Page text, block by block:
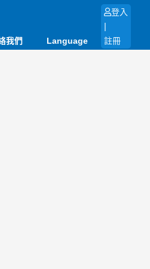
我們 Language
登入
|
註冊